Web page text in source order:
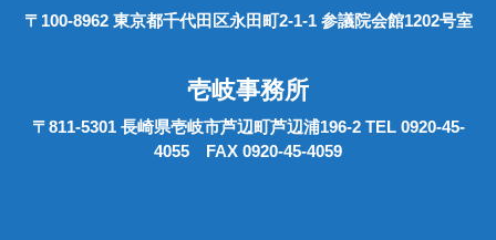
〒100-8962 東京都千代田区永田町2-1-1 参議院会館1202号室
壱岐事務所
〒811-5301 長崎県壱岐市芦辺町芦辺浦196-2 TEL 0920-45-
4055 FAX 0920-45-4059